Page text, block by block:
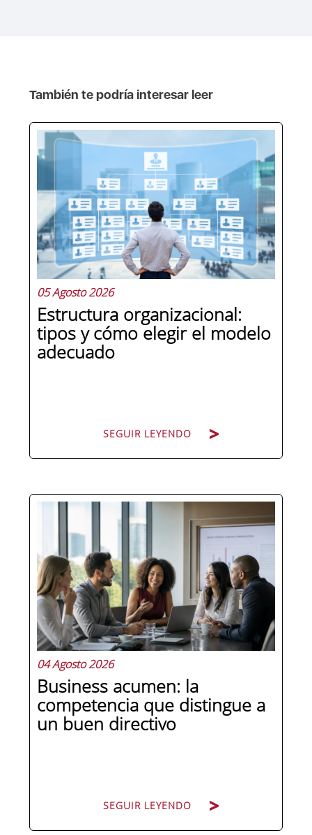
También te podría interesar leer
05 Agosto 2026
Estructura organizacional:
tipos y cómo elegir el modelo
adecuado
SEGUIR LEYENDO
Cuando una organización crece o
cambia de dirección estratégica, una
de las primeras preguntas que surgen
es: ¿cómo nos organizamos? La
respuesta no es trivial. La estructura
organizacional condiciona quién
decide qué, cómo fluye la información
y,...
04 Agosto 2026
Business acumen: la
competencia que distingue a
un buen directivo
SEGUIR LEYENDO